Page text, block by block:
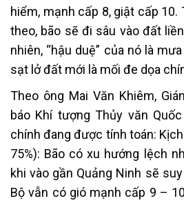
hiểm, mạnh cấp 8, giật cấp
theo, bão sẽ đi sâu vào đất
nhiên, “hậu duệ” của nó là
sạt lở đất mới là mối đe dọa
Theo ông Mai Văn Khiêm,
báo Khí tượng Thủy văn
chính đang được tính toán:
75%): Bão có xu hướng lệch
khi vào gần Quảng Ninh sẽ
Bộ vẫn có gió mạnh cấp 9 –